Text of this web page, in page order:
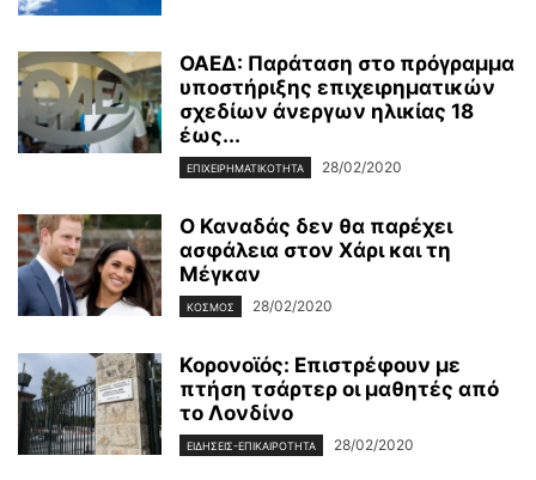
ΟΑΕΔ: Παράταση στο πρόγραμμα
υποστήριξης επιχειρηματικών
σχεδίων άνεργων ηλικίας 18
έως...
ΕΠΙΧΕΙΡΗΜΑΤΙΚΌΤΗΤΑ 28/02/2020
Ο Καναδάς δεν θα παρέχει
ασφάλεια στον Χάρι και τη
Μέγκαν
ΚΌΣΜΟΣ 28/02/2020
Κορονοϊός: Επιστρέφουν με
πτήση τσάρτερ οι μαθητές από
το Λονδίνο
ΕΙΔΉΣΕΙΣ-ΕΠΙΚΑΙΡΌΤΗΤΑ 28/02/2020